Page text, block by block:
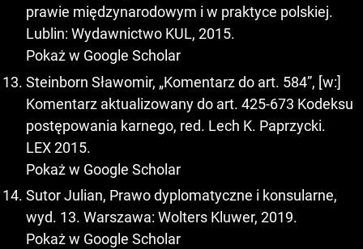
prawie międzynarodowym i w praktyce polskiej.
Lublin: Wydawnictwo KUL, 2015.
Pokaż w Google Scholar
Steinborn Sławomir, „Komentarz do art. 584”, [w:]
Komentarz aktualizowany do art. 425-673 Kodeksu
postępowania karnego, red. Lech K. Paprzycki.
LEX 2015.
Pokaż w Google Scholar
Sutor Julian, Prawo dyplomatyczne i konsularne,
wyd. 13. Warszawa: Wolters Kluwer, 2019.
Pokaż w Google Scholar